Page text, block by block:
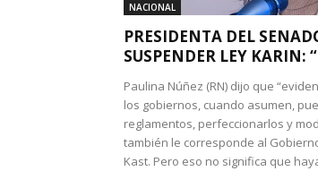
NACIONAL
PRESIDENTA DEL
SUSPENDER LEY KARIN:
Paulina Núñez (RN) dijo que
los gobiernos, cuando asumen,
reglamentos, perfeccionarlos y
también le corresponde al
Kast. Pero eso no significa que